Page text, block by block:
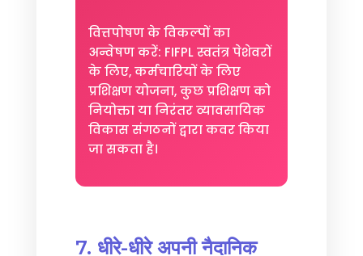
वित्तपोषण के विकल्पों का
अन्वेषण करें: FIFPL स्वतंत्र पेशेवरों
के लिए, कर्मचारियों के लिए
प्रशिक्षण योजना, कुछ प्रशिक्षण को
नियोक्ता या निरंतर व्यावसायिक
विकास संगठनों द्वारा कवर किया
जा सकता है।
7. धीरे-धीरे अपनी नैदानिक